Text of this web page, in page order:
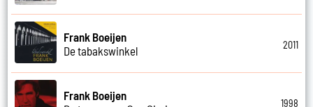
Frank Boeijen
De tabakswinkel
2011
Frank Boeijen
1998